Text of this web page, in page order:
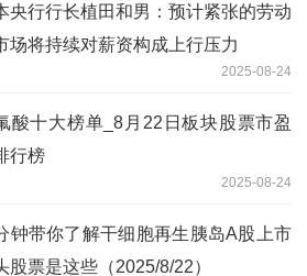
央行行长植田和男：预计紧张的劳动
场将持续对薪资构成上行压力
2025-08-24
酸十大榜单_8月22日板块股票市盈
行榜
2025-08-24
钟带你了解干细胞再生胰岛A股上市
股票是这些（2025/8/22）